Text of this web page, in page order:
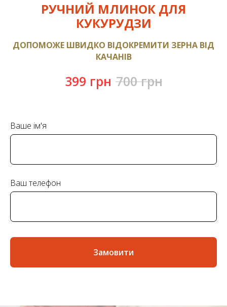
РУЧНИЙ МЛИНОК ДЛЯ
КУКУРУДЗИ
ДОПОМОЖЕ ШВИДКО ВІДОКРЕМИТИ ЗЕРНА ВІД
КАЧАНІВ
399 грн 700 грн
Ваше ім'я
Ваш телефон
Замовити